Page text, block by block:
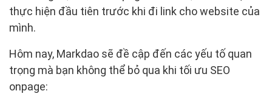
thực hiện đầu tiên trước khi đi link cho website của
mình.
Hôm nay, Markdao sẽ đề cập đến các yếu tố quan
trọng mà bạn không thể bỏ qua khi tối ưu SEO
onpage: